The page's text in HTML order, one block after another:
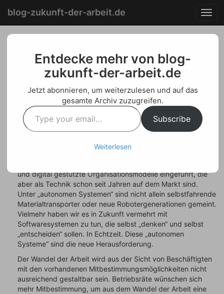
Menu
content
T
o
g
blog-zukunft-der-arbeit.de
Arbeit 4.0 benötigt
Mitbestimmung 4.0
Posted onSeptember 16, 2016byWelf Schroeter
Die Fachwelt spricht über die „digitale Transformation“ von
Wirtschaft und Arbeitswelt. Gemeint ist der Wandel hin zu
„Arbeit 4.0“. Dieser Umbau der Arbeitswelt schließt sowohl
die nachholende Digitalisierung der Betriebe wie auch die
und digital gestützte Organisationsmodelle eingeführt, die
aber als Technik schon seit Jahren auf dem Markt sind.
Unter „autonomen Systemen“ sind nicht allein selbstfahrende
Materialtransporter oder neue Robotergenerationen gemeint.
Vielmehr haben wir es in Zukunft vermehrt mit
Softwaresystemen zu tun, die selbst „denken“ und selbst
„entscheiden“ sollen. In Echtzeit. Diese „autonomen
Systeme“ sind die neue Herausforderung.
Der Wandel der Arbeit wird aus der Sicht von Beschäftigten
mit den vorhandenen Mitbestimmungsmöglichkeiten nicht
ausreichend gestaltbar sein. Betriebsräte wünschen sich
mehr Mitbestimmung, um aus dem Wandel der Arbeit eine
Entdecke mehr von blog-
zukunft-der-arbeit.de
Jetzt abonnieren, um weiterzulesen und auf das
gesamte Archiv zuzugreifen.
Type
your
email…
Subscribe
Weiterlesen